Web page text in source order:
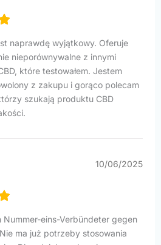
naprawdę wyjątkowy. Oferuje
nieporównywalne z innymi
które testowałem. Jestem
z zakupu i gorąco polecam
szukają produktu CBD
10/06/2025
Nummer-eins-Verbündeter gegen
ma już potrzeby stosowania